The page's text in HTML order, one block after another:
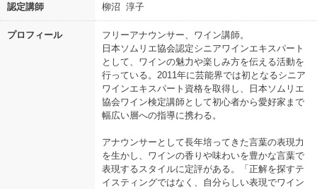
認定講師 柳沼 淳子
プロフィール
フリーアナウンサー、ワイン講師。
日本ソムリエ協会認定シニアワインエキスパート
として、ワインの魅力や楽しみ方を伝える活動を
行っている。2011年に芸能界では初となるシニア
ワインエキスパート資格を取得し、日本ソムリエ
協会ワイン検定講師として初心者から愛好家まで
幅広い層への指導に携わる。
アナウンサーとして長年培ってきた言葉の表現力
を生かし、ワインの香りや味わいを豊かな言葉で
表現するスタイルに定評がある。「正解を探すテ
イスティングではなく、自分らしい表現でワイン